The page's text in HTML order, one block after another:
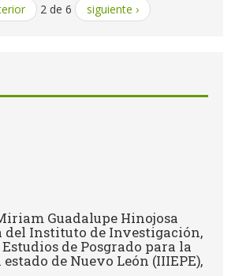
2 de 6 siguiente ›
Guadalupe Hinojosa
del Instituto de Investigación,
de Posgrado para la
de Nuevo León (IIIEPE),